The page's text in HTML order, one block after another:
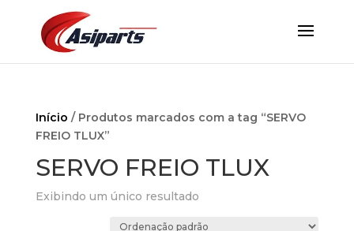
Início / Produtos marcados com a tag “SERVO
FREIO TLUX”
SERVO FREIO TLUX
Exibindo um único resultado